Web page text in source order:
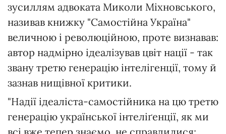
зусиллям адвоката Миколи Міхновського,
називав книжку "Самостійна Україна"
величною і революційною, проте визнавав:
автор надмірно ідеалізував цвіт нації - так
звану третю генерацію інтелігенції, тому й
зазнав нищівної критики.
"Надії ідеаліста-самостійника на цю третю
генерацію української інтеліґенції, як ми